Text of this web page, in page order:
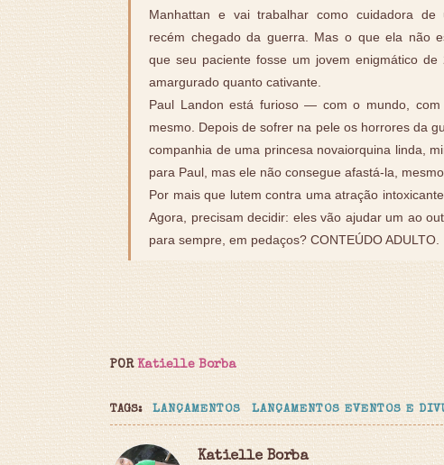
Manhattan e vai trabalhar como cuidadora de
recém chegado da guerra. Mas o que ela não
que seu paciente fosse um jovem enigmático de
amargurado quanto cativante.
Paul Landon está furioso — com o mundo,
mesmo. Depois de sofrer na pele os horrores da
companhia de uma princesa novaiorquina linda,
para Paul, mas ele não consegue afastá-la,
Por mais que lutem contra uma atração
Agora, precisam decidir: eles vão ajudar um ao
para sempre, em pedaços? CONTEÚDO ADULTO.
PORKatielle Borba
TAGS: LANÇAMENTOS LANÇAMENTOS EVENTOS E
Katielle Borba